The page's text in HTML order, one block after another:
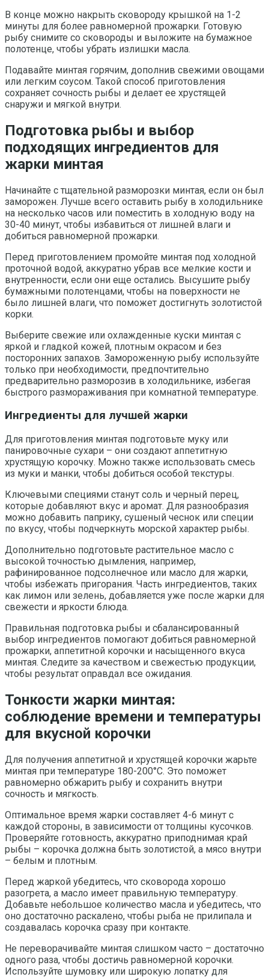
В конце можно накрыть сковороду крышкой на 1-2
минуты для более равномерной прожарки. Готовую
рыбу снимите со сковороды и выложите на бумажное
полотенце, чтобы убрать излишки масла.
Подавайте минтая горячим, дополнив свежими овощами
или легким соусом. Такой способ приготовления
сохраняет сочность рыбы и делает ее хрустящей
снаружи и мягкой внутри.
Подготовка рыбы и выбор
подходящих ингредиентов для
жарки минтая
Начинайте с тщательной разморозки минтая, если он был
заморожен. Лучше всего оставить рыбу в холодильнике
на несколько часов или поместить в холодную воду на
30-40 минут, чтобы избавиться от лишней влаги и
добиться равномерной прожарки.
Перед приготовлением промойте минтая под холодной
проточной водой, аккуратно убрав все мелкие кости и
внутренности, если они еще остались. Высушите рыбу
бумажными полотенцами, чтобы на поверхности не
было лишней влаги, что поможет достигнуть золотистой
корки.
Выберите свежие или охлажденные куски минтая с
яркой и гладкой кожей, плотным окрасом и без
посторонних запахов. Замороженную рыбу используйте
только при необходимости, предпочтительно
предварительно разморозив в холодильнике, избегая
быстрого размораживания при комнатной температуре.
Ингредиенты для лучшей жарки
Для приготовления минтая подготовьте муку или
панировочные сухари – они создают аппетитную
хрустящую корочку. Можно также использовать смесь
из муки и манки, чтобы добиться особой текстуры.
Ключевыми специями станут соль и черный перец,
которые добавляют вкус и аромат. Для разнообразия
можно добавить паприку, сушеный чеснок или специи
по вкусу, чтобы подчеркнуть морской характер рыбы.
Дополнительно подготовьте растительное масло с
высокой точностью дымления, например,
рафинированное подсолнечное или масло для жарки,
чтобы избежать пригорания. Часть ингредиентов, таких
как лимон или зелень, добавляется уже после жарки для
свежести и яркости блюда.
Правильная подготовка рыбы и сбалансированный
выбор ингредиентов помогают добиться равномерной
прожарки, аппетитной корочки и насыщенного вкуса
минтая. Следите за качеством и свежестью продукции,
чтобы результат оправдал все ожидания.
Тонкости жарки минтая:
соблюдение времени и температуры
для вкусной корочки
Для получения аппетитной и хрустящей корочки жарьте
минтая при температуре 180-200°C. Это поможет
равномерно обжарить рыбу и сохранить внутри
сочность и мягкость.
Оптимальное время жарки составляет 4-6 минут с
каждой стороны, в зависимости от толщины кусочков.
Проверяйте готовность, аккуратно приподнимая край
рыбы – корочка должна быть золотистой, а мясо внутри
– белым и плотным.
Перед жаркой убедитесь, что сковорода хорошо
разогрета, а масло имеет правильную температуру.
Добавьте небольшое количество масла и убедитесь, что
оно достаточно раскалено, чтобы рыба не прилипала и
создавалась корочка сразу при контакте.
Не переворачивайте минтая слишком часто – достаточно
одного раза, чтобы достичь равномерной корочки.
Используйте шумовку или широкую лопатку для